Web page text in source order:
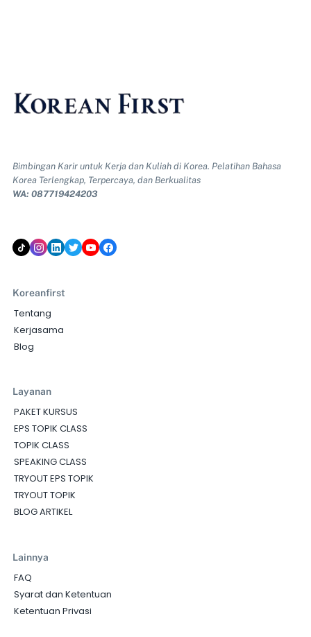
Bimbingan Karir untuk Kerja dan Kuliah di Korea. Pelatihan Bahasa
Korea Terlengkap, Terpercaya, dan Berkualitas
WA: 087719424203
Koreanfirst
Tentang
Kerjasama
Blog
Layanan
PAKET KURSUS
EPS TOPIK CLASS
TOPIK CLASS
SPEAKING CLASS
TRYOUT EPS TOPIK
TRYOUT TOPIK
BLOG ARTIKEL
Lainnya
FAQ
Syarat dan Ketentuan
Ketentuan Privasi